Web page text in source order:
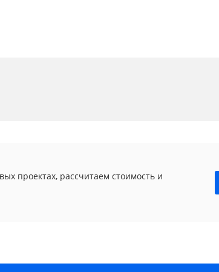
проектах, рассчитаем стоимость и